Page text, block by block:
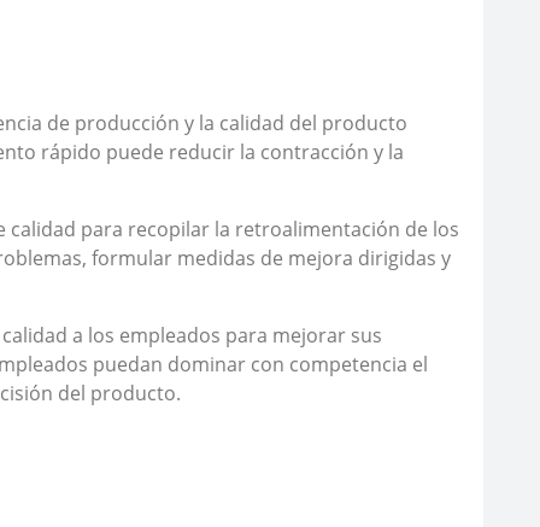
de producción y la calidad del producto
rápido puede reducir la contracción y la
para recopilar la retroalimentación de los
formular medidas de mejora dirigidas y
a los empleados para mejorar sus
puedan dominar con competencia el
del producto.